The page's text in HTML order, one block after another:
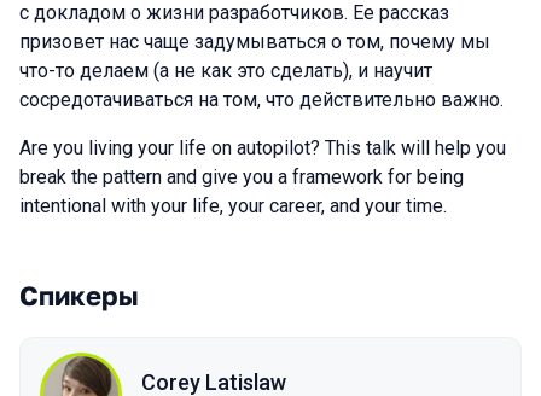
с докладом о жизни разработчиков. Ее рассказ
призовет нас чаще задумываться о том, почему мы
что-то делаем (а не как это сделать), и научит
сосредотачиваться на том, что действительно важно.
Are you living your life on autopilot? This talk will help you
break the pattern and give you a framework for being
intentional with your life, your career, and your time.
Спикеры
Corey Latislaw